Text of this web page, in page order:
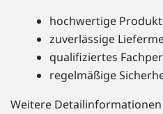
hochwertige
zuverlässige
qualifiziertes
regelmäßige
Weitere